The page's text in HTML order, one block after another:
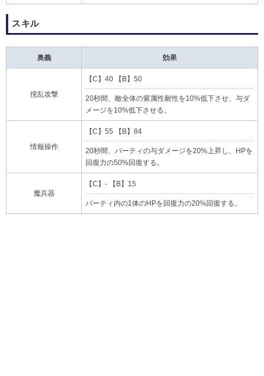
スキル
奥義 効果
撹乱攻撃
【C】40 【B】50
20秒間、敵全体の紫属性耐性を10%低下させ、与ダ
メージを10%低下させる。
情報操作
【C】55 【B】84
20秒間、パーティの与ダメージを20%上昇し、HPを
回復力の50%回復する。
魔兵器
【C】- 【B】15
パーティ内の1体のHPを回復力の20%回復する。